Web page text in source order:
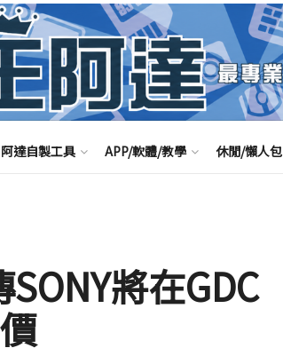
阿達自製工具 APP/軟體/教學 休閒/懶人包
將在GDC